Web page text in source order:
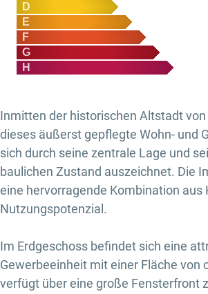
D
E
F
G
H
Inmitten der historischen Altstadt
dieses äußerst gepflegte Wohn- und
sich durch seine zentrale Lage und
baulichen Zustand auszeichnet. Die
eine hervorragende Kombination aus
Nutzungspotenzial.
Im Erdgeschoss befindet sich eine
Gewerbeeinheit mit einer Fläche von
verfügt über eine große Fensterfront